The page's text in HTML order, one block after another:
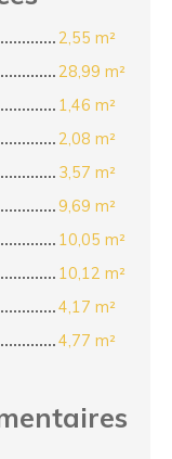
2,55 m²
28,99 m²
1,46 m²
2,08 m²
3,57 m²
9,69 m²
10,05 m²
10,12 m²
4,17 m²
4,77 m²